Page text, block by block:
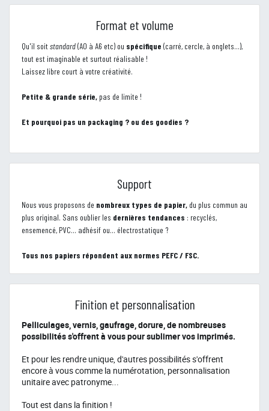
Format et volume
Qu'il soitstandard(A0 à A6 etc) ou spécifique (carré, cercle, à onglets...),
tout est imaginable et surtout réalisable !
Laissez libre court à votre créativité.
Petite & grande série, pas de limite !
Et pourquoi pas un packaging ? ou des goodies ?
Support
Nous vous proposons de nombreux types de papier, du plus commun au
plus original. Sans oublier les dernières tendances : recyclés,
ensemencé, PVC... adhésif ou... électrostatique ?
Tous nos papiers répondent aux normes PEFC / FSC.
Finition et personnalisation
Pelliculages, vernis, gaufrage, dorure, de nombreuses
possibilités s'offrent à vous pour sublimer vos imprimés.
Et pour les rendre unique, d'autres possibilités s'offrent
encore à vous comme la numérotation, personnalisation
unitaire avec patronyme...
Tout est dans la finition !